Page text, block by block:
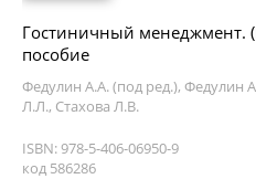
Гостиничный менеджмент.
пособие
Федулин А.А. (под ред.), Федулин
Л.Л., Стахова Л.В.
ISBN: 978-5-406-06950-9
код 586286